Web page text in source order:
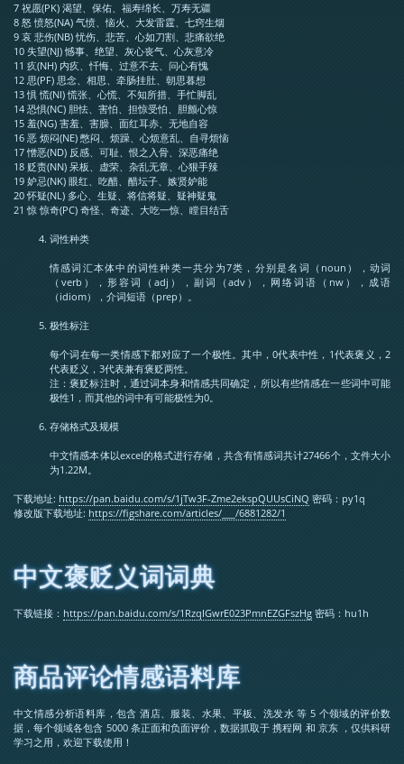
7 祝愿(PK) 渴望、保佑、福寿绵长、万寿无疆
8 怒 愤怒(NA) 气愤、恼火、大发雷霆、七窍生烟
9 哀 悲伤(NB) 忧伤、悲苦、心如刀割、悲痛欲绝
10 失望(NJ) 憾事、绝望、灰心丧气、心灰意冷
11 疚(NH) 内疚、忏悔、过意不去、问心有愧
12 思(PF) 思念、相思、牵肠挂肚、朝思暮想
13 惧 慌(NI) 慌张、心慌、不知所措、手忙脚乱
14 恐惧(NC) 胆怯、害怕、担惊受怕、胆颤心惊
15 羞(NG) 害羞、害臊、面红耳赤、无地自容
16 恶 烦闷(NE) 憋闷、烦躁、心烦意乱、自寻烦恼
17 憎恶(ND) 反感、可耻、恨之入骨、深恶痛绝
18 贬责(NN) 呆板、虚荣、杂乱无章、心狠手辣
19 妒忌(NK) 眼红、吃醋、醋坛子、嫉贤妒能
20 怀疑(NL) 多心、生疑、将信将疑、疑神疑鬼
21 惊 惊奇(PC) 奇怪、奇迹、大吃一惊、瞠目结舌
词性种类
情感词汇本体中的词性种类一共分为7类，分别是名词（noun），动词
（verb），形容词（adj），副词（adv），网络词语（nw），成语
（idiom），介词短语（prep）。
极性标注
每个词在每一类情感下都对应了一个极性。其中，0代表中性，1代表褒义，2
代表贬义，3代表兼有褒贬两性。
注：褒贬标注时，通过词本身和情感共同确定，所以有些情感在一些词中可能
极性1，而其他的词中有可能极性为0。
存储格式及规模
中文情感本体以excel的格式进行存储，共含有情感词共计27466个，文件大小
为1.22M。
下载地址: https://pan.baidu.com/s/1jTw3F-Zme2ekspQUUsCiNQ 密码：py1q
修改版下载地址: https://figshare.com/articles/___/6881282/1
中文褒贬义词词典
下载链接： https://pan.baidu.com/s/1RzqIGwrE023PmnEZGFszHg 密码：hu1h
商品评论情感语料库
中文情感分析语料库，包含 酒店、服装、水果、平板、洗发水 等 5 个领域的评价数
据，每个领域各包含 5000 条正面和负面评价，数据抓取于 携程网 和 京东 ，仅供科研
学习之用，欢迎下载使用！